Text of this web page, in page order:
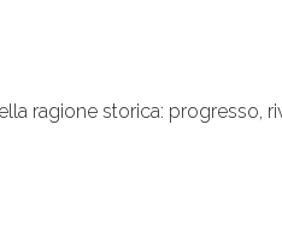
ragione storica: progresso,